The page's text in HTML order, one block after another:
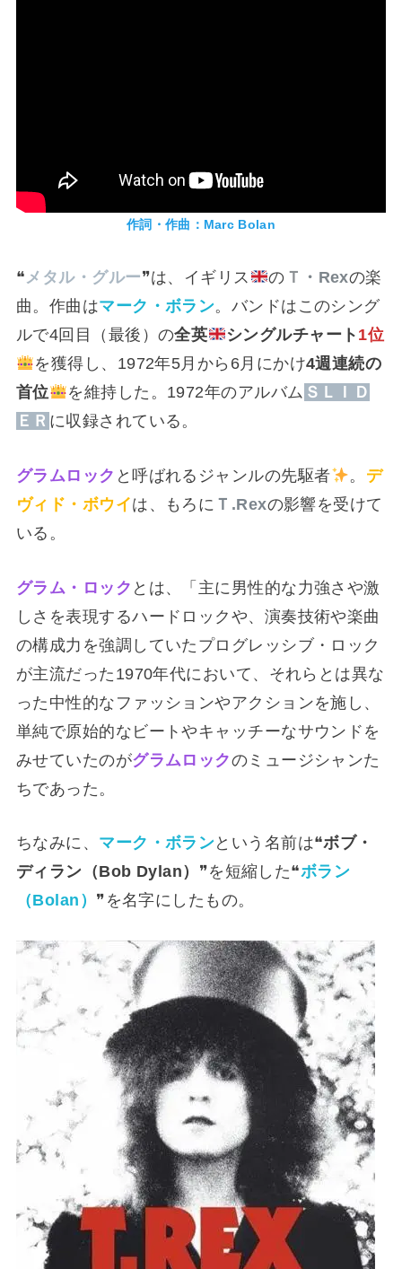
作詞・作曲：Marc Bolan
❝メタル・グルー❞は、イギリス の Ｔ ・Rexの楽
曲。作曲はマーク・ボラン。バンドはこのシング
ルで4回目（最後）の全英 シングルチャート 1位
を獲得し、1972年5月から6月にかけ4週連続の
首位
を維持した。1972年のアルバム ＳＬＩＤ
ＥＲ に収録されている。
グラムロック と呼ばれるジャンルの先駆者 。 デ
ヴィド・ボウイは、もろに Ｔ.Rexの影響を受けて
いる。
グラム・ロック とは、「主に男性的な力強さや激
しさを表現するハードロックや、演奏技術や楽曲
の構成力を強調していたプログレッシブ・ロック
が主流だった1970年代において、それらとは異な
った中性的なファッションやアクションを施し、
単純で原始的なビートやキャッチーなサウンドを
みせていたのがグラムロックのミュージシャンた
ちであった。
ちなみに、 マーク・ボランという名前は❝ボブ・
ディラン（Bob Dylan） ❞を短縮した❝ボラン
（Bolan） ❞を名字にしたもの。